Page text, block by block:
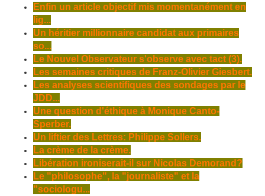
Enfin un article objectif mis momentanément en
lig...
Un héritier millionnaire candidat aux primaires
so...
Le Nouvel Observateur s'observe avec tact (3).
Les semaines critiques de Franz-Olivier Giesbert.
Les analyses scientifiques des sondages par le
JDD...
Une question d'éthique à Monique Canto-
Sperber.
Un liftier des Lettres: Philippe Sollers.
La crème de la crème.
Libération ironiserait-il sur Nicolas Demorand?
Le "philosophe", la "journaliste" et la
"sociologu...